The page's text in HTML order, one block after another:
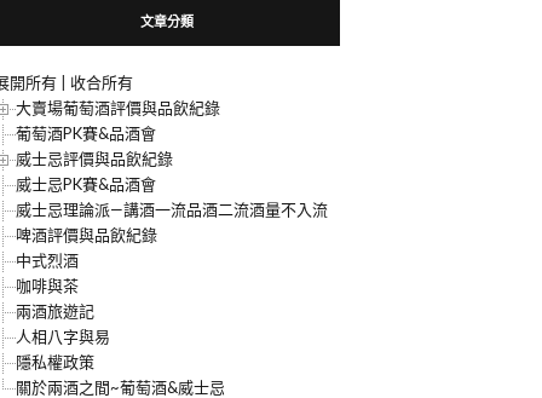
文章分類
開所有
收合所有
大賣場葡萄酒評價與品飲紀錄
葡萄酒PK賽&品酒會
威士忌評價與品飲紀錄
威士忌PK賽&品酒會
威士忌理論派—講酒一流品酒二流酒量不入流
啤酒評價與品飲紀錄
中式烈酒
咖啡與茶
兩酒旅遊記
人相八字與易
隱私權政策
關於兩酒之間~葡萄酒&威士忌